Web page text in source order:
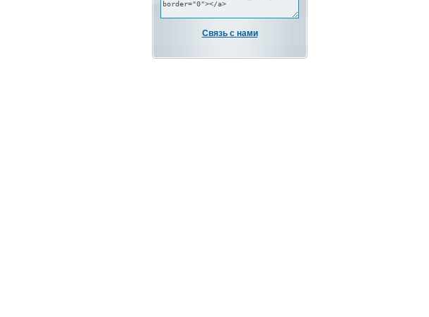
Связь с нами